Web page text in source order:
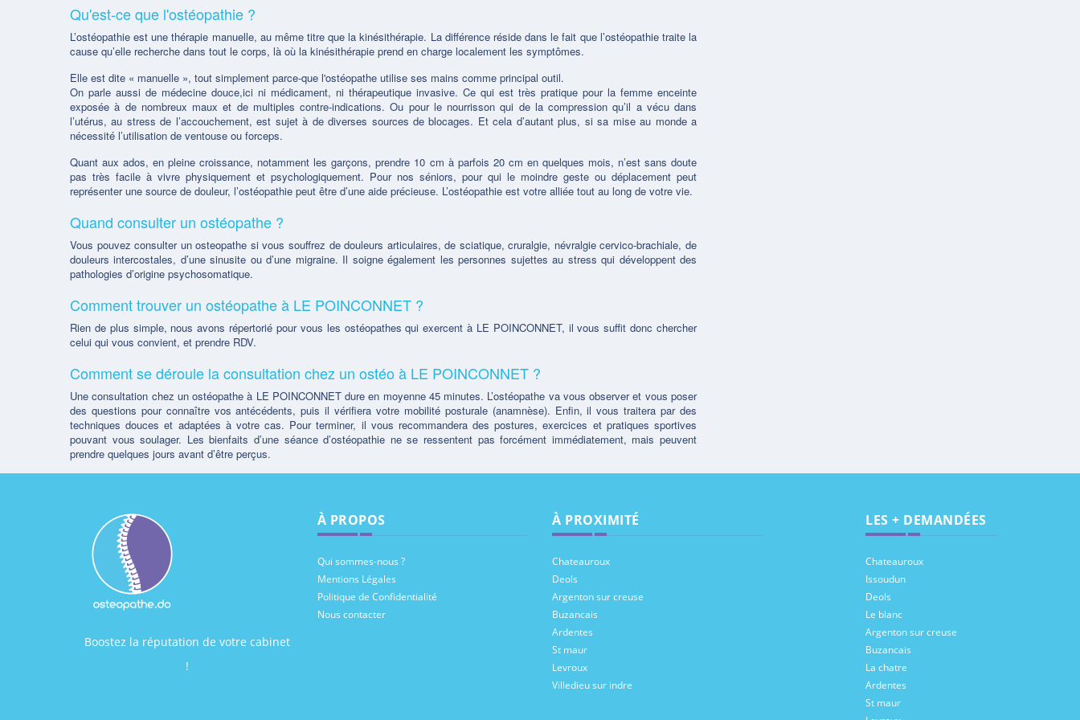
Qu'est-ce que l'ostéopathie ?
L’ostéopathie est une thérapie manuelle, au même titre que la kinésithérapie. La différence réside dans le fait que l’ostéopathie traite la
cause qu’elle recherche dans tout le corps, là où la kinésithérapie prend en charge localement les symptômes.
Elle est dite « manuelle », tout simplement parce-que l'ostéopathe utilise ses mains comme principal outil.
On parle aussi de médecine douce,ici ni médicament, ni thérapeutique invasive. Ce qui est très pratique pour la femme enceinte
exposée à de nombreux maux et de multiples contre-indications. Ou pour le nourrisson qui de la compression qu’il a vécu dans
l’utérus, au stress de l’accouchement, est sujet à de diverses sources de blocages. Et cela d’autant plus, si sa mise au monde a
nécessité l’utilisation de ventouse ou forceps.
Quant aux ados, en pleine croissance, notamment les garçons, prendre 10 cm à parfois 20 cm en quelques mois, n’est sans doute
pas très facile à vivre physiquement et psychologiquement. Pour nos séniors, pour qui le moindre geste ou déplacement peut
représenter une source de douleur, l’ostéopathie peut être d’une aide précieuse. L’ostéopathie est votre alliée tout au long de votre vie.
Quand consulter un ostéopathe ?
Vous pouvez consulter un osteopathe si vous souffrez de douleurs articulaires, de sciatique, cruralgie, névralgie cervico-brachiale, de
douleurs intercostales, d’une sinusite ou d’une migraine. Il soigne également les personnes sujettes au stress qui développent des
pathologies d’origine psychosomatique.
Comment trouver un ostéopathe à LE POINCONNET ?
Rien de plus simple, nous avons répertorié pour vous les ostéopathes qui exercent à LE POINCONNET, il vous suffit donc chercher
celui qui vous convient, et prendre RDV.
Comment se déroule la consultation chez un ostéo à LE POINCONNET ?
Une consultation chez un ostéopathe à LE POINCONNET dure en moyenne 45 minutes. L’ostéopathe va vous observer et vous poser
des questions pour connaître vos antécédents, puis il vérifiera votre mobilité posturale (anamnèse). Enfin, il vous traitera par des
techniques douces et adaptées à votre cas. Pour terminer, il vous recommandera des postures, exercices et pratiques sportives
pouvant vous soulager. Les bienfaits d’une séance d’ostéopathie ne se ressentent pas forcément immédiatement, mais peuvent
prendre quelques jours avant d’être perçus.
Boostez la réputation de votre cabinet
!
À PROPOS
Qui sommes-nous ?
Mentions Légales
Politique de Confidentialité
Nous contacter
À PROXIMITÉ
Chateauroux
Deols
Argenton sur creuse
Buzancais
Ardentes
St maur
Levroux
Villedieu sur indre
LES + DEMANDÉES
Chateauroux
Issoudun
Deols
Le blanc
Argenton sur creuse
Buzancais
La chatre
Ardentes
St maur